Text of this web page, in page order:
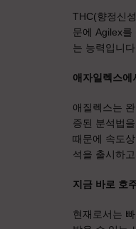
THC(향정신
문에 Agilex를
는 능력입니다.
애자일렉스에
애질렉스는
증된 분석법
때문에 속도
석을 출시하
지금 바로 호
현재로서는